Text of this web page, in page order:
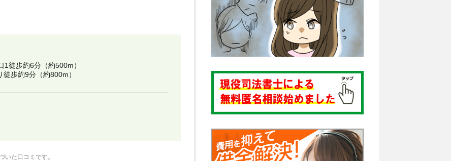
徒歩約6分（約500m）
歩約9分（約800m）
た口コミです。